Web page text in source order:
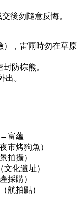
後勿隨意反悔。
），雷雨時勿在草原
防棕熊。
出。
→富蘊
市烤狗魚）
拍攝）
化遺址）
採購）
航拍點）